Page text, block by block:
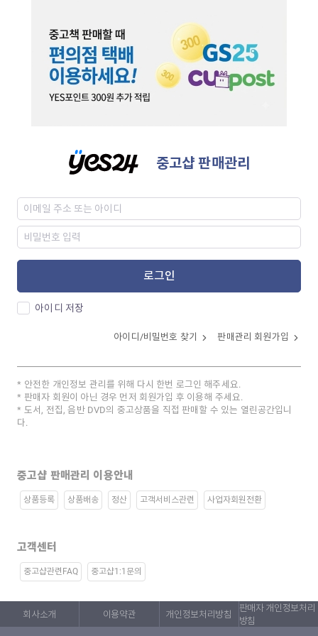
중고샵 판매관리
로그인
아이디 저장
아이디/비밀번호 찾기 판매관리 회원가입
안전한 개인정보 관리를 위해 다시 한번 로그인 해주세요.
판매자 회원이 아닌 경우 먼저 회원가입 후 이용해 주세요.
도서, 전집, 음반 DVD의 중고상품을 직접 판매할 수 있는 열린공간입니
다.
중고샵 판매관리 이용안내
상품등록 상품배송 정산 고객서비스관련 사업자회원전환
고객센터
중고샵관련FAQ 중고샵1:1문의
회사소개 이용약관 개인정보처리방침
판매자 개인정보처리
방침